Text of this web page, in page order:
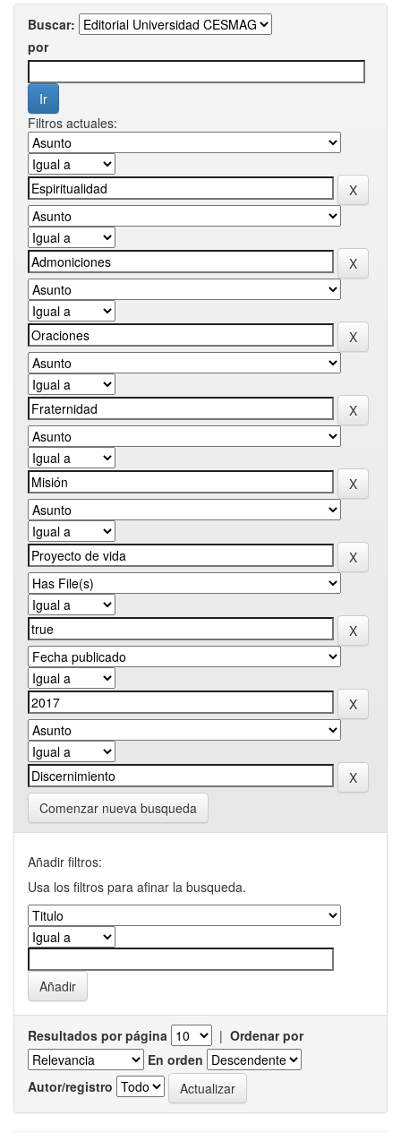
Buscar:
por
Filtros actuales:
Comenzar nueva busqueda
Añadir filtros:
Usa los filtros para afinar la busqueda.
Resultados por página | Ordenar por
En orden
Autor/registro